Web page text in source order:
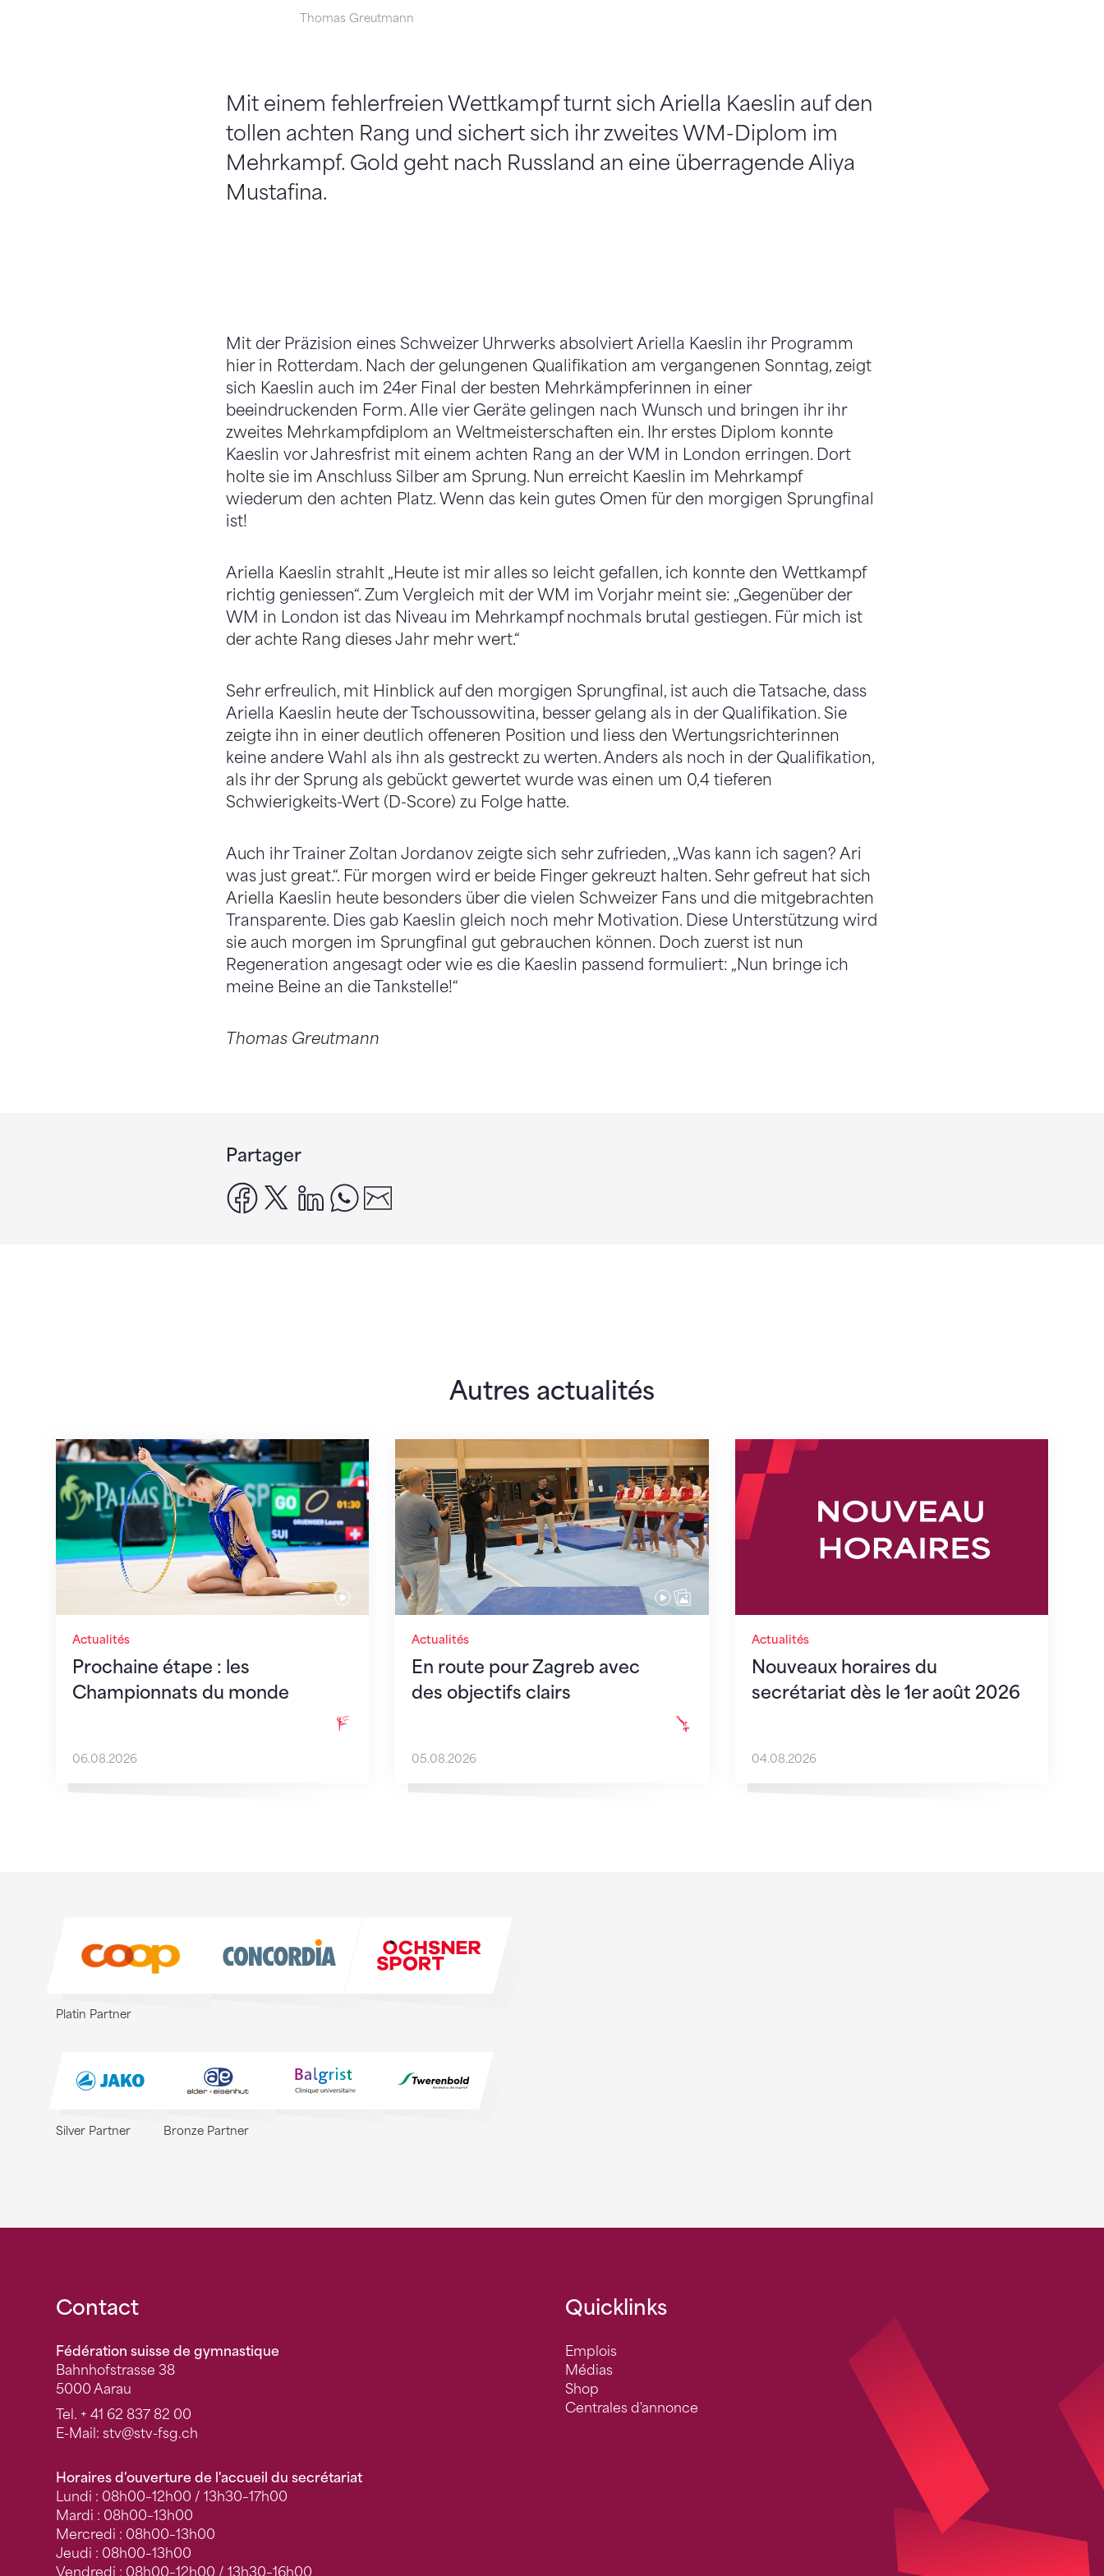
Thomas Greutmann
Mit einem fehlerfreien Wettkampf turnt sich Ariella Kaeslin auf den
tollen achten Rang und sichert sich ihr zweites WM-Diplom im
Mehrkampf. Gold geht nach Russland an eine überragende Aliya
Mustafina.
Mit der Präzision eines Schweizer Uhrwerks absolviert Ariella Kaeslin ihr Programm
hier in Rotterdam. Nach der gelungenen Qualifikation am vergangenen Sonntag, zeigt
sich Kaeslin auch im 24er Final der besten Mehrkämpferinnen in einer
beeindruckenden Form. Alle vier Geräte gelingen nach Wunsch und bringen ihr ihr
zweites Mehrkampfdiplom an Weltmeisterschaften ein. Ihr erstes Diplom konnte
Kaeslin vor Jahresfrist mit einem achten Rang an der WM in London erringen. Dort
holte sie im Anschluss Silber am Sprung. Nun erreicht Kaeslin im Mehrkampf
wiederum den achten Platz. Wenn das kein gutes Omen für den morgigen Sprungfinal
ist!
Ariella Kaeslin strahlt „Heute ist mir alles so leicht gefallen, ich konnte den Wettkampf
richtig geniessen“. Zum Vergleich mit der WM im Vorjahr meint sie: „Gegenüber der
WM in London ist das Niveau im Mehrkampf nochmals brutal gestiegen. Für mich ist
der achte Rang dieses Jahr mehr wert.“
Sehr erfreulich, mit Hinblick auf den morgigen Sprungfinal, ist auch die Tatsache, dass
Ariella Kaeslin heute der Tschoussowitina, besser gelang als in der Qualifikation. Sie
zeigte ihn in einer deutlich offeneren Position und liess den Wertungsrichterinnen
keine andere Wahl als ihn als gestreckt zu werten. Anders als noch in der Qualifikation,
als ihr der Sprung als gebückt gewertet wurde was einen um 0,4 tieferen
Schwierigkeits-Wert (D-Score) zu Folge hatte.
Auch ihr Trainer Zoltan Jordanov zeigte sich sehr zufrieden, „Was kann ich sagen? Ari
was just great.“. Für morgen wird er beide Finger gekreuzt halten. Sehr gefreut hat sich
Ariella Kaeslin heute besonders über die vielen Schweizer Fans und die mitgebrachten
Transparente. Dies gab Kaeslin gleich noch mehr Motivation. Diese Unterstützung wird
sie auch morgen im Sprungfinal gut gebrauchen können. Doch zuerst ist nun
Regeneration angesagt oder wie es die Kaeslin passend formuliert: „Nun bringe ich
meine Beine an die Tankstelle!“
Thomas Greutmann
Partager
facebook
x linkedinwhatsapp
Autres actualités
Actualités
Prochaine étape : les
Championnats du monde
Prochaine étape : les Championnats du monde
06.08.2026
Actualités
En route pour Zagreb avec
des objectifs clairs
En route pour Zagreb avec des objectifs clairs
05.08.2026
Actualités
Nouveaux horaires du
secrétariat dès le 1er août 2026
Nouveaux horaires du secrétariat dès le 1er août
04.08.2026
Platin Partner
Silver Partner Bronze Partner
Fusszeile
Contact
Fédération suisse de gymnastique
Bahnhofstrasse 38
5000 Aarau
Tel. + 41 62 837 82 00
E-Mail: stv@stv-fsg.ch
Horaires d'ouverture de l'accueil du secrétariat
Lundi : 08h00–12h00 / 13h30–17h00
Mardi : 08h00–13h00
Mercredi : 08h00–13h00
Jeudi : 08h00–13h00
Vendredi : 08h00–12h00 / 13h30–16h00
Quicklinks
Emplois
Médias
Shop
Centrales d'annonce